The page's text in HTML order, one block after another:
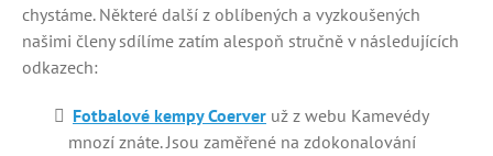
chystáme. Některé další z oblíbených a vyzkoušených
našimi členy sdílíme zatím alespoň stručně v následujících
odkazech:
Fotbalové kempy Coerver už z webu Kamevédy
mnozí znáte. Jsou zaměřené na zdokonalování